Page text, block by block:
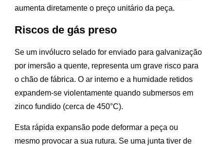
aumenta diretamente o preço unitário da peça.
Riscos de gás preso
Se um invólucro selado for enviado para galvanização
por imersão a quente, representa um grave risco para
o chão de fábrica. O ar interno e a humidade retidos
expandem-se violentamente quando submersos em
zinco fundido (cerca de 450°C).
Esta rápida expansão pode deformar a peça ou
mesmo provocar a sua rutura. Se uma junta tiver de